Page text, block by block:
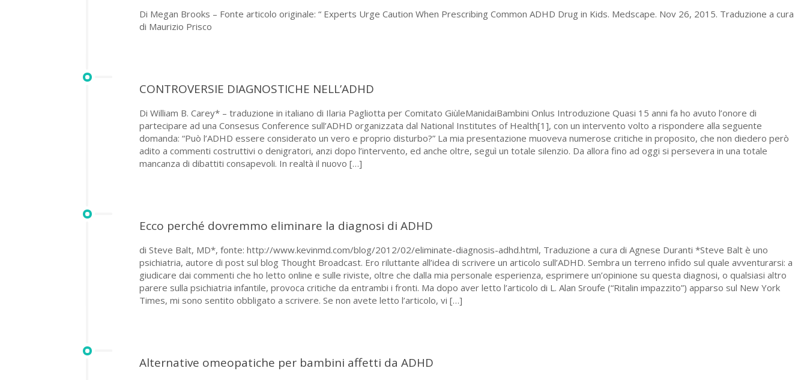
Di Megan Brooks – Fonte articolo originale: “ Experts Urge Caution When Prescribing Common ADHD Drug in Kids. Medscape. Nov 26, 2015. Traduzione a cura
di Maurizio Prisco
CONTROVERSIE DIAGNOSTICHE NELL’ADHD
Di William B. Carey* – traduzione in italiano di Ilaria Pagliotta per Comitato GiùleManidaiBambini Onlus Introduzione Quasi 15 anni fa ho avuto l’onore di
partecipare ad una Consesus Conference sull’ADHD organizzata dal National Institutes of Health[1], con un intervento volto a rispondere alla seguente
domanda: “Può l’ADHD essere considerato un vero e proprio disturbo?” La mia presentazione muoveva numerose critiche in proposito, che non diedero però
adito a commenti costruttivi o denigratori, anzi dopo l’intervento, ed anche oltre, seguì un totale silenzio. Da allora fino ad oggi si persevera in una totale
mancanza di dibattiti consapevoli. In realtà il nuovo […]
Ecco perché dovremmo eliminare la diagnosi di ADHD
di Steve Balt, MD*, fonte: http://www.kevinmd.com/blog/2012/02/eliminate-diagnosis-adhd.html, Traduzione a cura di Agnese Duranti *Steve Balt è uno
psichiatria, autore di post sul blog Thought Broadcast. Ero riluttante all’idea di scrivere un articolo sull’ADHD. Sembra un terreno infido sul quale avventurarsi: a
giudicare dai commenti che ho letto online e sulle riviste, oltre che dalla mia personale esperienza, esprimere un’opinione su questa diagnosi, o qualsiasi altro
parere sulla psichiatria infantile, provoca critiche da entrambi i fronti. Ma dopo aver letto l’articolo di L. Alan Sroufe (“Ritalin impazzito”) apparso sul New York
Times, mi sono sentito obbligato a scrivere. Se non avete letto l’articolo, vi […]
Alternative omeopatiche per bambini affetti da ADHD